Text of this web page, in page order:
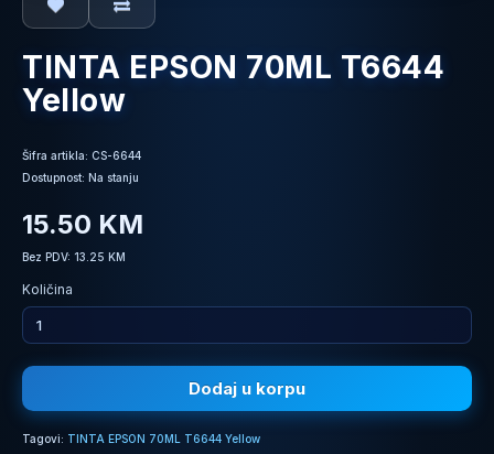
TINTA EPSON 70ML T6644
Yellow
Šifra artikla: CS-6644
Dostupnost: Na stanju
15.50 KM
Bez PDV: 13.25 KM
Količina
Dodaj u korpu
Tagovi: TINTA EPSON 70ML T6644 Yellow